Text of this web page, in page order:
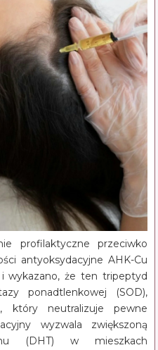
profilaktyczne przeciwko
antyoksydacyjne AHK-Cu
i wykazano, że ten tripeptyd
ponadtlenkowej (SOD),
który neutralizuje pewne
wyzwala zwiększoną
(DHT) w mieszkach